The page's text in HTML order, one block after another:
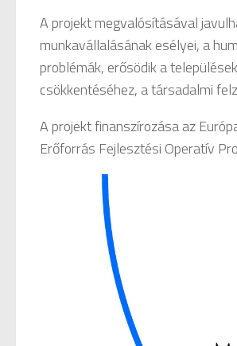
A projekt megvalósításával
munkavállalásának esélyei, a
problémák, erősödik a
csökkentéséhez, a társadalmi
A projekt finanszírozása az
Erőforrás Fejlesztési Operatív